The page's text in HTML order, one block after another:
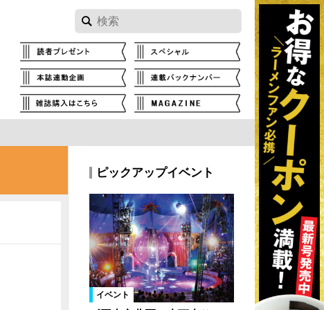
ピックアップイベント
イベント